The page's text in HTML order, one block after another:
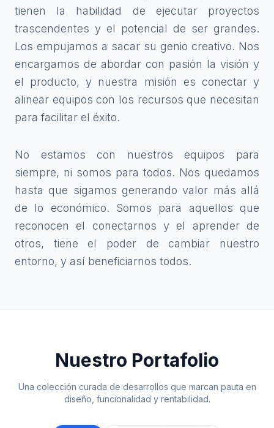
tienen la habilidad de ejecutar proyectos
trascendentes y el potencial de ser grandes.
Los empujamos a sacar su genio creativo. Nos
encargamos de abordar con pasión la visión y
el producto, y nuestra misión es conectar y
alinear equipos con los recursos que necesitan
para facilitar el éxito.
No estamos con nuestros equipos para
siempre, ni somos para todos. Nos quedamos
hasta que sigamos generando valor más allá
de lo económico. Somos para aquellos que
reconocen el conectarnos y el aprender de
otros, tiene el poder de cambiar nuestro
entorno, y así beneficiarnos todos.
Nuestro Portafolio
Una colección curada de desarrollos que marcan pauta en
diseño, funcionalidad y rentabilidad.